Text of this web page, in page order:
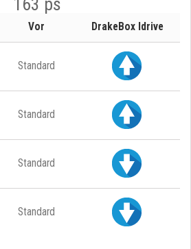
Vor DrakeBox Idrive
Standard
Standard
Standard
Standard